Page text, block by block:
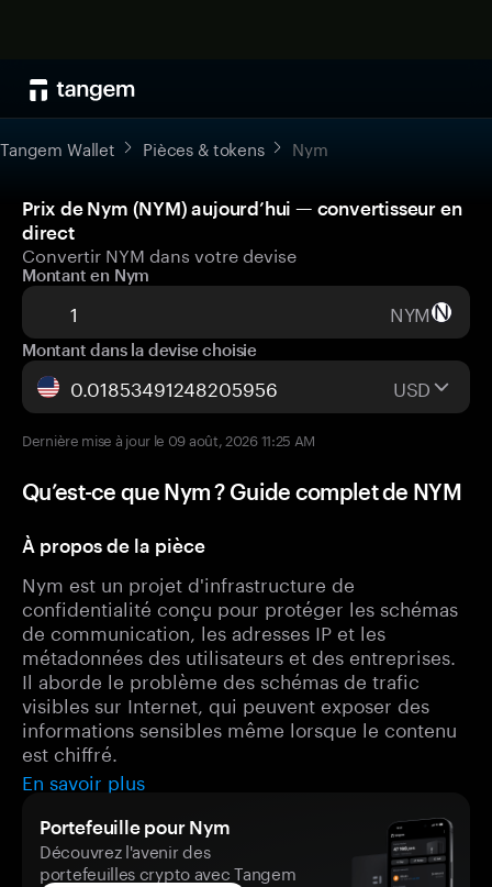
Tangem Wallet Pièces & tokens Nym
Prix de Nym (NYM) aujourd’hui — convertisseur en
direct
Convertir NYM dans votre devise
Montant en Nym
NYM
Montant dans la devise choisie
USD
Dernière mise à jour le 09 août, 2026 11:25 AM
Qu’est-ce que Nym ? Guide complet de NYM
À propos de la pièce
Nym est un projet d'infrastructure de
confidentialité conçu pour protéger les schémas
de communication, les adresses IP et les
métadonnées des utilisateurs et des entreprises.
Il aborde le problème des schémas de trafic
visibles sur Internet, qui peuvent exposer des
informations sensibles même lorsque le contenu
est chiffré.
En savoir plus
Portefeuille pour Nym
Découvrez l'avenir des
portefeuilles crypto avec Tangem